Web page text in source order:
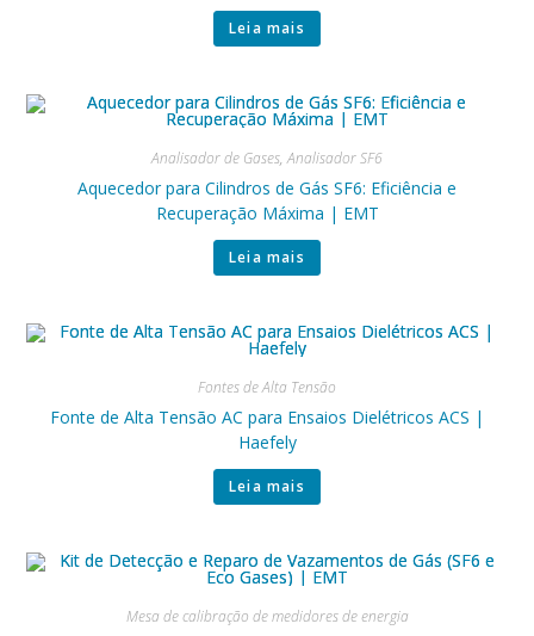
Leia mais
Analisador de Gases,Analisador SF6
Aquecedor para Cilindros de Gás SF6: Eficiência e
Recuperação Máxima | EMT
Leia mais
Fontes de Alta Tensão
Fonte de Alta Tensão AC para Ensaios Dielétricos ACS |
Haefely
Leia mais
Mesa de calibração de medidores de energia